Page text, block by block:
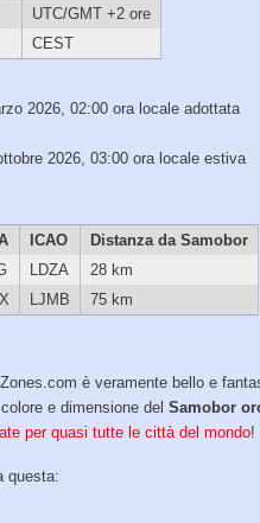
UTC/GMT +2 ore
CEST
2026, 02:00 ora locale adottata
2026, 03:00 ora locale estiva
ICAO
Distanza da Samobor
LDZA
28 km
LJMB 75 km
è veramente bello e
e dimensione delSamobor
per quasi tutte le città del mondo!
questa: